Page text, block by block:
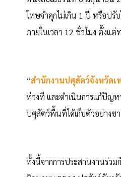
โทษจำคุกไม่เกิน 1 ปี หรือปรั
ภายในเวลา 12 ชั่วโมง ตั้งแ
“สำนักงานปศุสัตว์จังหวัดเ
ท่วงที และดำเนินการแก้ปัญห
ปศุสัตว์พื้นที่ได้เก็บตัวอย่างซ
ทั้งนี้จากการประสานงานร่ว